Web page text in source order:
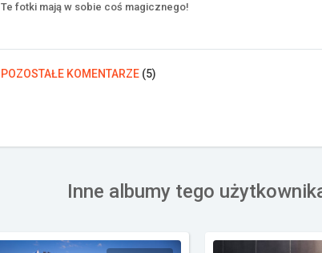
Te fotki mają w sobie coś magicznego!
POZOSTAŁE KOMENTARZE (5)
Inne albumy tego